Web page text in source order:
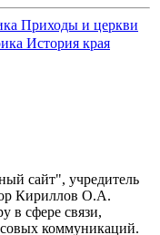
сайт", учредитель
Кириллов О.А.
в сфере связи,
коммуникаций.